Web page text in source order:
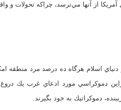
از آنها مي‌ترسد، چرا‌كه تحولات و
اسلام هرگاه ده درصد مرد منطقه
دموكراسي مورد ادعاي غرب يك
دموكراتيك به خود بگيرند.